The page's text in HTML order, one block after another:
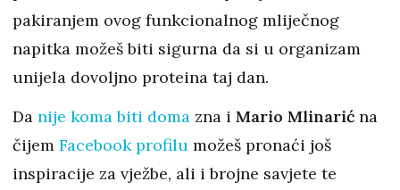
pakiranjem ovog funkcionalnog mliječnog
napitka možeš biti sigurna da si u organizam
unijela dovoljno proteina taj dan.
Da nije koma biti doma zna i Mario Mlinarić na
čijem Facebook profilu možeš pronaći još
inspiracije za vježbe, ali i brojne savjete te